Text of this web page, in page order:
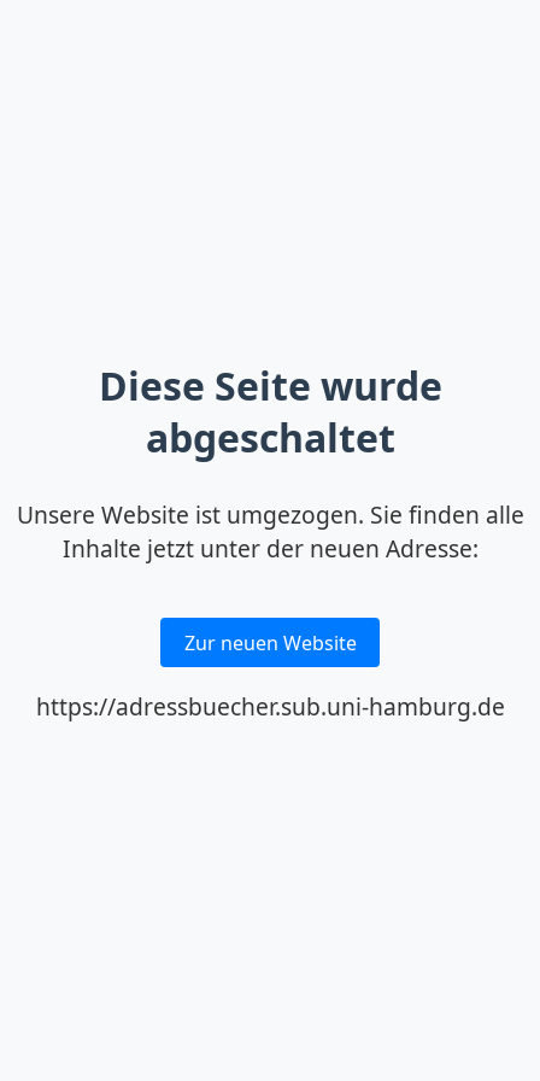
Diese Seite wurde
abgeschaltet
Unsere Website ist umgezogen. Sie finden alle
Inhalte jetzt unter der neuen Adresse:
Zur neuen Website
https://adressbuecher.sub.uni-hamburg.de